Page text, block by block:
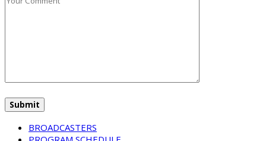
BROADCASTERS